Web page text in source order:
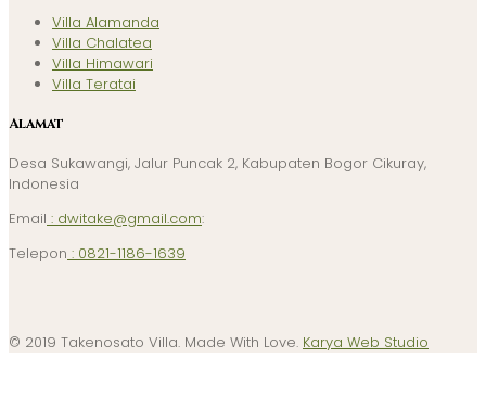
Villa Alamanda
Villa Chalatea
Villa Himawari
Villa Teratai
Alamat
Desa Sukawangi, Jalur Puncak 2, Kabupaten Bogor Cikuray,
Indonesia
Email : dwitake@gmail.com:
Telepon : 0821-1186-1639
© 2019 Takenosato Villa. Made With Love. Karya Web Studio